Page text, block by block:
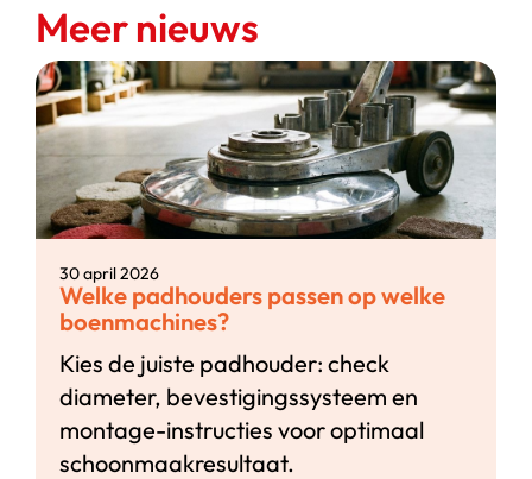
Meer nieuws
30 april 2026
Welke padhouders passen op welke
boenmachines?
Kies de juiste padhouder: check
diameter, bevestigingssysteem en
montage-instructies voor optimaal
schoonmaakresultaat.